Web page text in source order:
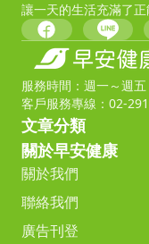
讓一天的生活充滿了
服務時間：週一～週
客戶服務專線：02-
文章分類
關於早安健康
關於我們
聯絡我們
廣告刊登